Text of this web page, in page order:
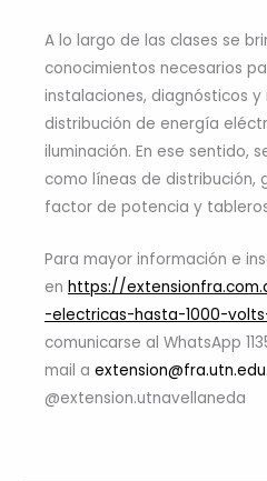
A lo largo de las clases se
conocimientos necesarios
instalaciones, diagnósticos
distribución de energía
iluminación. En ese sentido,
como líneas de distribución,
factor de potencia y
Para mayor información e
en https://
-electricas-hasta-1000-
comunicarse al WhatsApp
mail a
@extension.utnavellaneda